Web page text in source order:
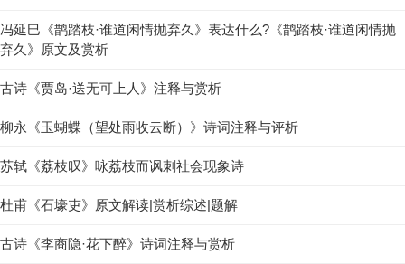
冯延巳《鹊踏枝·谁道闲情抛弃久》表达什么?《鹊踏枝·谁道闲情抛
弃久》原文及赏析
古诗《贾岛·送无可上人》注释与赏析
柳永《玉蝴蝶（望处雨收云断）》诗词注释与评析
苏轼《荔枝叹》咏荔枝而讽刺社会现象诗
杜甫《石壕吏》原文解读|赏析综述|题解
古诗《李商隐·花下醉》诗词注释与赏析